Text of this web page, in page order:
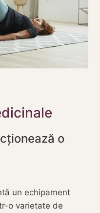
o
un echipament
o varietate de